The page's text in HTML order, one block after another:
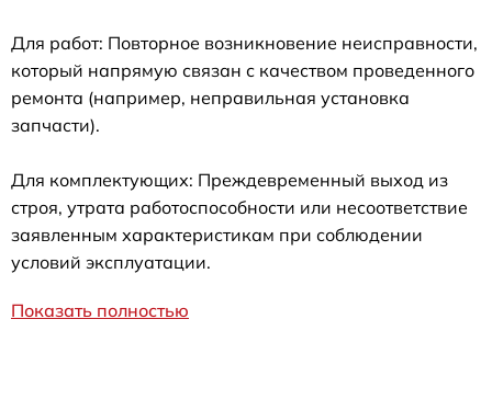
Для работ: Повторное возникновение неисправности,
который напрямую связан с качеством проведенного
ремонта (например, неправильная установка
запчасти).
Для комплектующих: Преждевременный выход из
строя, утрата работоспособности или несоответствие
заявленным характеристикам при соблюдении
условий эксплуатации.
Показать полностью